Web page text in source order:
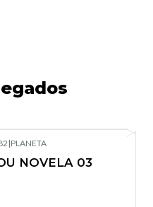
|PLANETA
NOVELA 03